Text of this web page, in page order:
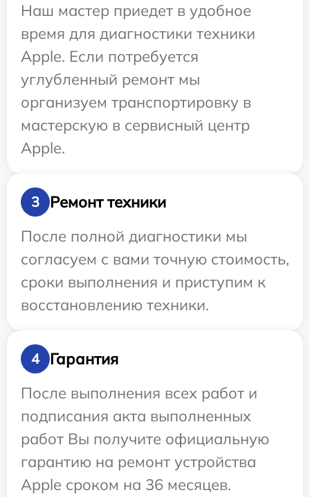
Наш мастер приедет в удобное
время для диагностики техники
Apple. Если потребуется
углубленный ремонт мы
организуем транспортировку в
мастерскую в сервисный центр
Apple.
3
Ремонт техники
После полной диагностики мы
согласуем с вами точную стоимость,
сроки выполнения и приступим к
восстановлению техники.
4
Гарантия
После выполнения всех работ и
подписания акта выполненных
работ Вы получите официальную
гарантию на ремонт устройства
Apple сроком на 36 месяцев.